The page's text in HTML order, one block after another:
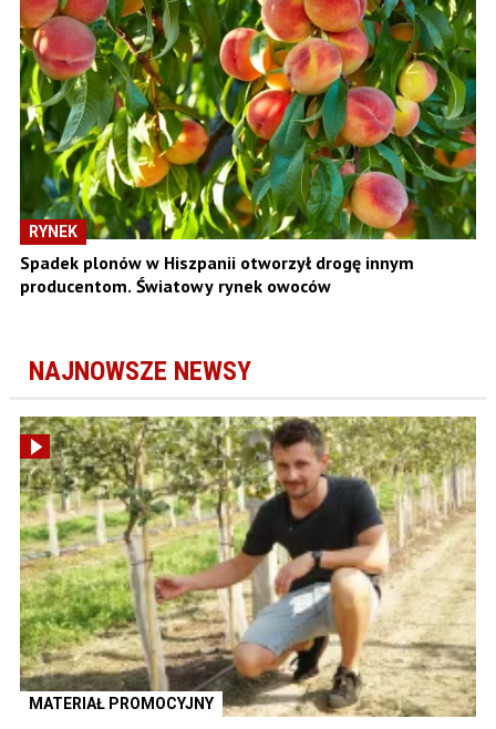
RYNEK
Spadek plonów w Hiszpanii otworzył drogę innym
producentom. Światowy rynek owoców
NAJNOWSZE NEWSY
MATERIAŁ PROMOCYJNY